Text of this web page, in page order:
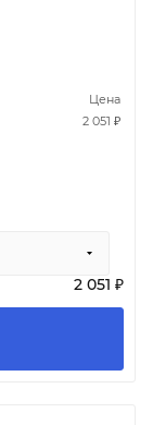
Цена
2 051 ₽
2 051 ₽